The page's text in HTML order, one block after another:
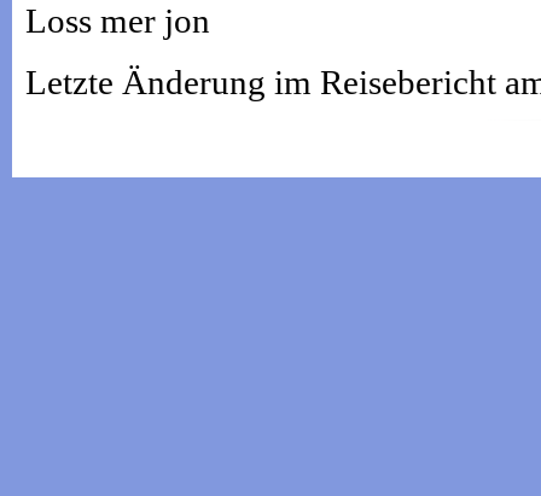
Loss mer jon
Letzte Änderung im Reisebericht